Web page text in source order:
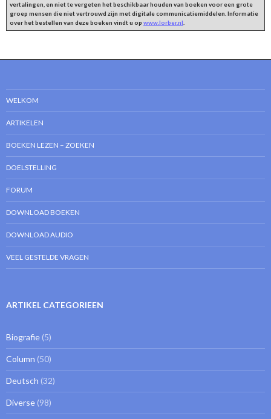
vertalingen, en niet te vergeten het beschikbaar houden van boeken voor een grote
groep mensen die niet vertrouwd zijn met digitale communicatiemiddelen. Informatie
over het bestellen van deze boeken vindt u op www.lorber.nl
WELKOM
ARTIKELEN
BOEKEN LEZEN – ZOEKEN
DOELSTELLING
FORUM
DOWNLOAD BOEKEN
DOWNLOAD AUDIO
VEEL GESTELDE VRAGEN
ARTIKEL CATEGORIEEN
Biografie (5)
Column (50)
Deutsch (32)
Diverse (98)